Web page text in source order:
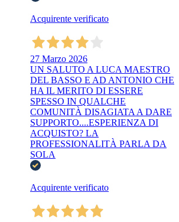
Acquirente verificato
27 Marzo 2026
UN SALUTO A LUCA MAESTRO
DEL BASSO E AD ANTONIO CHE
HA IL MERITO DI ESSERE
SPESSO IN QUALCHE
COMUNITÀ DISAGIATA A DARE
SUPPORTO....ESPERIENZA DI
ACQUISTO? LA
PROFESSIONALITÀ PARLA DA
SOLA
Acquirente verificato